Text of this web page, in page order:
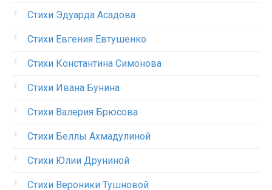
Стихи Эдуарда Асадова
Стихи Евгения Евтушенко
Стихи Константина Симонова
Стихи Ивана Бунина
Стихи Валерия Брюсова
Стихи Беллы Ахмадулиной
Стихи Юлии Друниной
Стихи Вероники Тушновой